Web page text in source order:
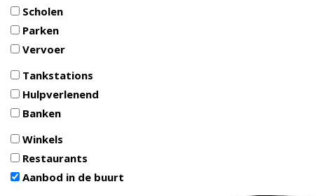
Scholen
Parken
Vervoer
Tankstations
Hulpverlenend
Banken
Winkels
Restaurants
Aanbod in de buurt